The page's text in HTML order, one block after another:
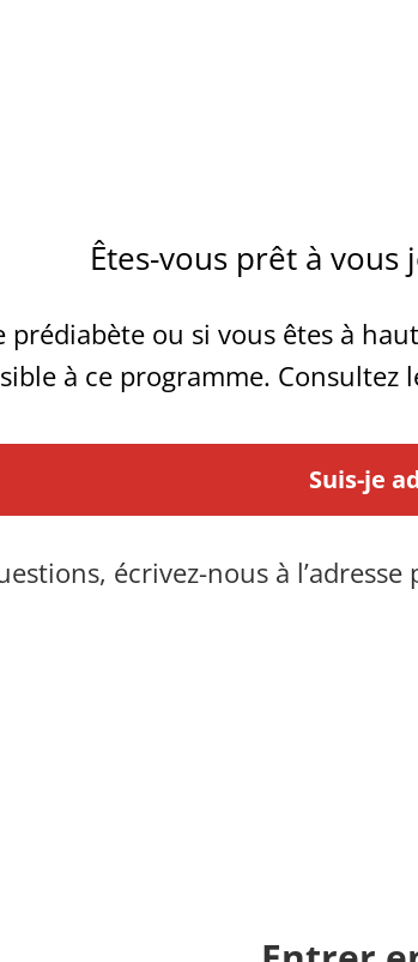
Êtes-vous prêt à
prédiabète ou si vous êtes à
à ce programme. Consultez
Suis-je
écrivez-nous à l’adresse